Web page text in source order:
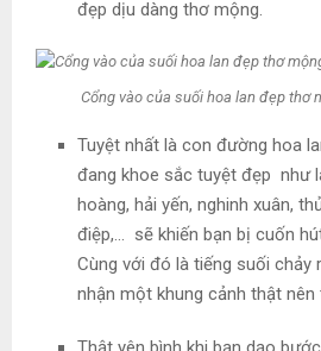
đẹp dịu dàng thơ mộng.
Cổng vào của suối hoa lan đẹp thơ
Tuyệt nhất là con đường hoa
đang khoe sắc tuyệt đẹp như
hoàng, hải yến, nghinh xuân,
điệp,… sẽ khiến bạn bị cuốn
Cùng với đó là tiếng suối chảy
nhận một khung cảnh thật nên